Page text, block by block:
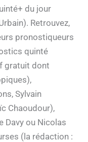
du jour
Retrouvez,
pronostiqueurs
quinté
gratuit dont
Sylvain
Chaoudour),
Davy ou Nicolas
(la rédaction :